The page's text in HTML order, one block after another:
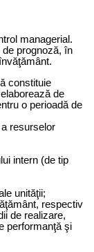
managerial.
prognoză, în
constituie
de
o perioadă de
resurselor
intern (de tip
unităţii;
respectiv
de realizare,
performanţă şi